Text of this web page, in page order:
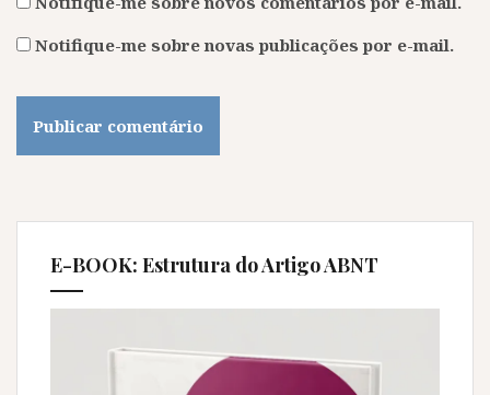
Notifique-me sobre novas publicações por e-mail.
E-BOOK: Estrutura do Artigo ABNT